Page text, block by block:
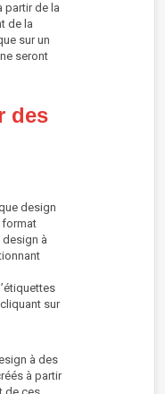
partir de la
de la
sur un
seront
des
design
format
à
sur
à des
à partir